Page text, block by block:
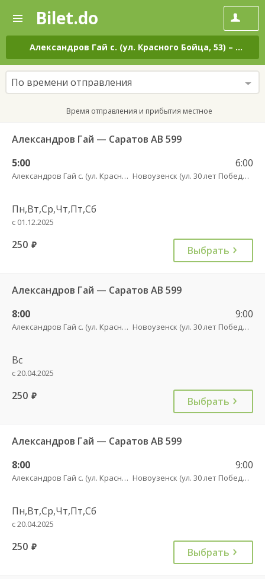
—
Поиск
и
покупка
билетов
на
автобус
онлайн
Bilet.do
Александров Гай с. (ул. Красного Бойца, 53) –
По времени отправления
Время отправления и прибытия местное
Александров Гай — Саратов АВ 599
5:00
Александров Гай с. (ул. Красного Бойца, 53)
6:00
Новоузенск (ул. 30 лет Победы, 9)
Пн,Вт,Ср,Чт,Пт,Сб
с 01.12.2025
250 руб. Выбрать
Александров Гай — Саратов АВ 599
8:00
Александров Гай с. (ул. Красного Бойца, 53)
9:00
Новоузенск (ул. 30 лет Победы, 9)
Вс
с 20.04.2025
250 руб. Выбрать
Александров Гай — Саратов АВ 599
8:00
Александров Гай с. (ул. Красного Бойца, 53)
9:00
Новоузенск (ул. 30 лет Победы, 9)
Пн,Вт,Ср,Чт,Пт,Сб
с 20.04.2025
250 руб. Выбрать